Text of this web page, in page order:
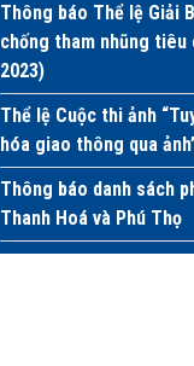
Thông báo Thể lệ Giải
chống tham nhũng
2023)
Thể lệ Cuộc thi ảnh
hóa giao thông qua
Thông báo danh sách
Thanh Hoá và Phú Thọ